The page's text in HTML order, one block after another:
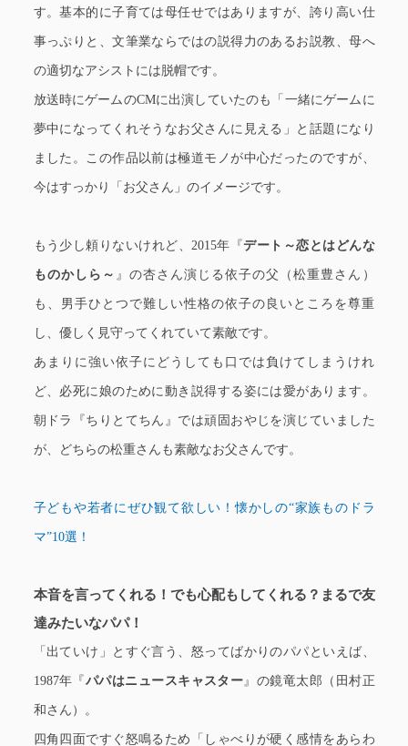
す。基本的に子育ては母任せではありますが、誇り高い仕
事っぷりと、文筆業ならではの説得力のあるお説教、母へ
の適切なアシストには脱帽です。
放送時にゲームのCMに出演していたのも「一緒にゲームに
夢中になってくれそうなお父さんに見える」と話題になり
ました。この作品以前は極道モノが中心だったのですが、
今はすっかり「お父さん」のイメージです。
もう少し頼りないけれど、2015年『デート～恋とはどんな
ものかしら～ 』の杏さん演じる依子の父（松重豊さん）
も、男手ひとつで難しい性格の依子の良いところを尊重
し、優しく見守ってくれていて素敵です。
あまりに強い依子にどうしても口では負けてしまうけれ
ど、必死に娘のために動き説得する姿には愛があります。
朝ドラ『ちりとてちん』では頑固おやじを演じていました
が、どちらの松重さんも素敵なお父さんです。
子どもや若者にぜひ観て欲しい！懐かしの“家族ものドラ
マ”10選！
本音を言ってくれる！でも心配もしてくれる？まるで友
達みたいなパパ！
「出ていけ」とすぐ言う、怒ってばかりのパパといえば、
1987年『 パパはニュースキャスター』の鏡竜太郎（田村正
和さん）。
四角四面ですぐ怒鳴るため「しゃべりが硬く感情をあらわ